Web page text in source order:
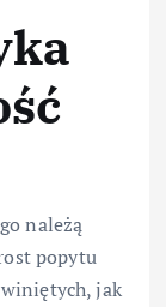
należą
popytu
jak